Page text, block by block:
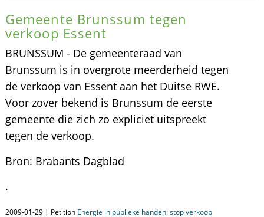
Gemeente Brunssum tegen
verkoop Essent
BRUNSSUM - De gemeenteraad van
Brunssum is in overgrote meerderheid tegen
de verkoop van Essent aan het Duitse RWE.
Voor zover bekend is Brunssum de eerste
gemeente die zich zo expliciet uitspreekt
tegen de verkoop.
Bron: Brabants Dagblad
.
2009-01-29 | Petition Energie in publieke handen: stop verkoop